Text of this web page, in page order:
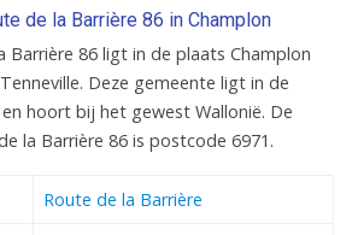
de la Barrière 86 in Champlon
Barrière 86 ligt in de plaats Champlon
Deze gemeente ligt in de
hoort bij het gewest Wallonië. De
la Barrière 86 is postcode 6971.
Route de la Barrière